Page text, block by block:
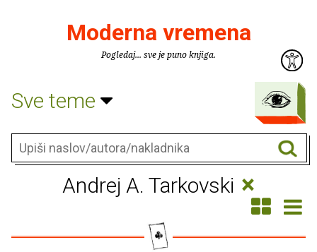
Moderna vremena
Pogledaj... sve je puno knjiga.
Sve teme
Andrej A. Tarkovski ×